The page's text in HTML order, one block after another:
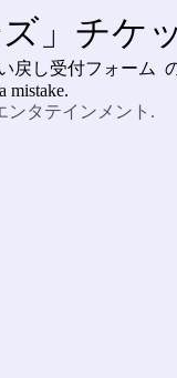
」チケ
し受付フォーム の
mistake.
ンタテインメント.